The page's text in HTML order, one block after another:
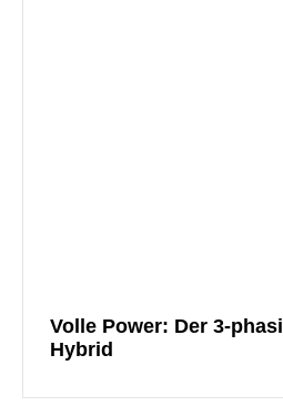
Volle Power: Der 3-
Hybrid